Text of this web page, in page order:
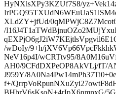
HyNXlsXPy3KZUf7S8/
XLdZY+jfUd/
/
/wDoIy/9+h/
NeV16p4I/wCRTtv95/
AH0/9CFdDXPeOP8AkVLj/fT/
J959Y/
f+/
BHbrV6sKsoN+4rIpX6nmnxG/